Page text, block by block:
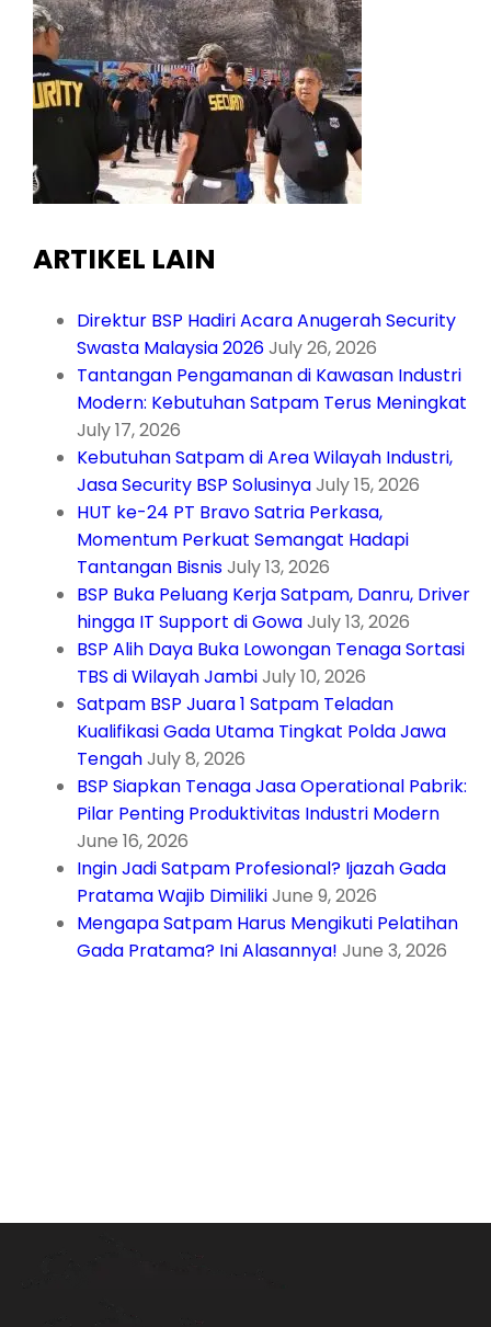
ARTIKEL LAIN
Direktur BSP Hadiri Acara Anugerah Security
Swasta Malaysia 2026July 26, 2026
Tantangan Pengamanan di Kawasan Industri
Modern: Kebutuhan Satpam Terus Meningkat
July 17, 2026
Kebutuhan Satpam di Area Wilayah Industri,
Jasa Security BSP SolusinyaJuly 15, 2026
HUT ke-24 PT Bravo Satria Perkasa,
Momentum Perkuat Semangat Hadapi
Tantangan BisnisJuly 13, 2026
BSP Buka Peluang Kerja Satpam, Danru, Driver
hingga IT Support di GowaJuly 13, 2026
BSP Alih Daya Buka Lowongan Tenaga Sortasi
TBS di Wilayah JambiJuly 10, 2026
Satpam BSP Juara 1 Satpam Teladan
Kualifikasi Gada Utama Tingkat Polda Jawa
TengahJuly 8, 2026
BSP Siapkan Tenaga Jasa Operational Pabrik:
Pilar Penting Produktivitas Industri Modern
June 16, 2026
Ingin Jadi Satpam Profesional? Ijazah Gada
Pratama Wajib DimilikiJune 9, 2026
Mengapa Satpam Harus Mengikuti Pelatihan
Gada Pratama? Ini Alasannya! June 3, 2026